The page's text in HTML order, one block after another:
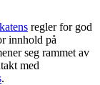
regler for god
innhold på
seg rammet av
med
.